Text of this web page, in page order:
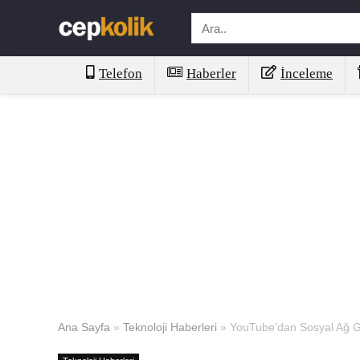
Telefon Haberler İnceleme
Ana Sayfa » Teknoloji Haberleri » YouTube’dan Sosyal Ağ